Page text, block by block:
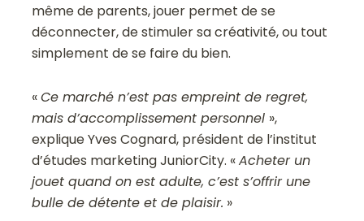
même de parents, jouer permet de se
déconnecter, de stimuler sa créativité, ou tout
simplement de se faire du bien.
«Ce marché n’est pas empreint de regret,
mais d’accomplissement personnel »,
explique Yves Cognard, président de l’institut
d’études marketing JuniorCity. «Acheter un
jouet quand on est adulte, c’est s’offrir une
bulle de détente et de plaisir. »